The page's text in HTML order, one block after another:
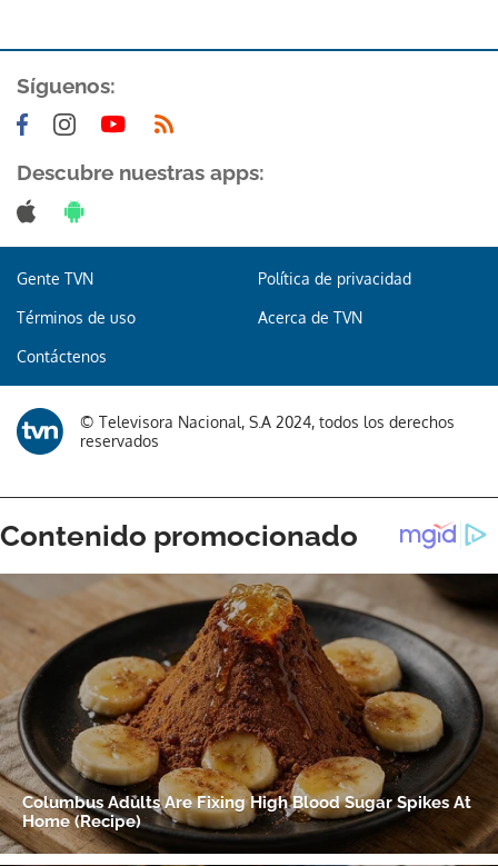
ACEPTAR
Síguenos:
Descubre nuestras apps:
Gente TVN Política de privacidad
Términos de uso Acerca de TVN
Contáctenos
© Televisora Nacional, S.A 2024, todos los derechos
reservados